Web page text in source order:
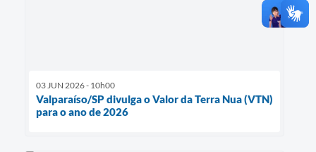
03 JUN 2026 - 10h00
Valparaíso/SP divulga o Valor da Terra Nua (VTN)
para o ano de 2026